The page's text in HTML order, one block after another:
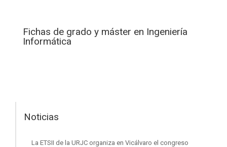
Fichas de grado y máster en Ingeniería
Informática
Noticias
La ETSII de la URJC organiza en Vicálvaro el congreso